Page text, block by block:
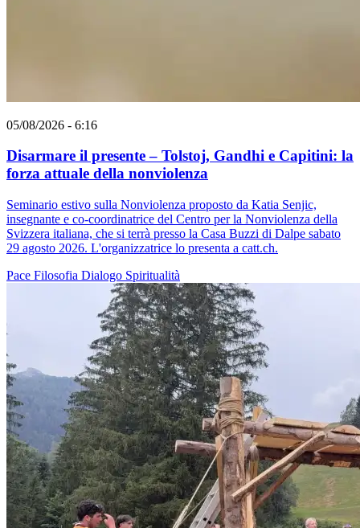
05/08/2026 - 6:16
Disarmare il presente – Tolstoj, Gandhi e Capitini: la
forza attuale della nonviolenza
Seminario estivo sulla Nonviolenza proposto da Katia Senjic,
insegnante e co-coordinatrice del Centro per la Nonviolenza della
Svizzera italiana, che si terrà presso la Casa Buzzi di Dalpe sabato
29 agosto 2026. L'organizzatrice lo presenta a catt.ch.
Pace Filosofia Dialogo Spiritualità